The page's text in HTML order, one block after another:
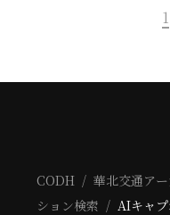
1
CODH 華北交通ア
ション検索
AIキャ